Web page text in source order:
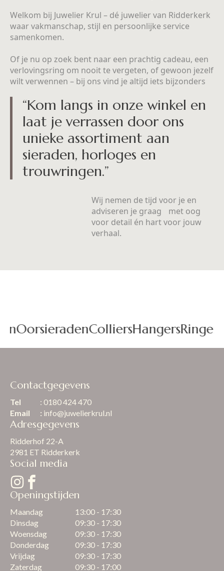
Welkom bij Juwelier Krul – dé juwelier van Ridderkerk
waar vakmanschap, stijl en persoonlijke service
samenkomen.
Of je nu op zoek bent naar een prachtig cadeau, een
verlovingsring om nooit te vergeten, of gewoon jezelf
wilt verwennen – bij ons vind je altijd iets bijzonders
“Kom langs in onze winkel en
laat je verrassen door ons
unieke assortiment aan
sieraden, horloges en
trouwringen.”
Wij nemen de tijd voor je en
adviseren je graag met oog
voor detail én hart voor jouw
verhaal.
OorsieradenColliersHangersRingen
Contactgegevens
Tel
Email
: 0180 424 470
: info@juwelierkrul.nl
Adresgegevens
Ridderhof 22-A
2981 ET Ridderkerk
Social media
Openingstijden
Maandag
Dinsdag
Woensdag
Donderdag
Vrijdag
Zaterdag
13:00 - 17:30
09:30 - 17:30
09:30 - 17:30
09:30 - 17:30
09:30 - 17:30
09:30 - 17:00